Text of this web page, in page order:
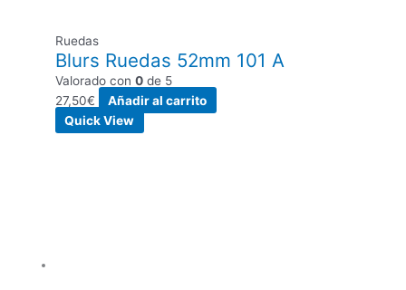
Ruedas
Blurs Ruedas 52mm 101 A
Valorado con0 de 5
27,50€
Añadir al carrito
Quick View